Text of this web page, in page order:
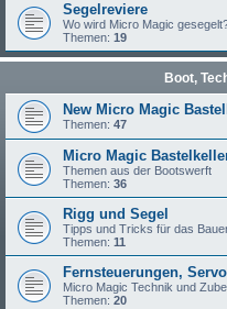
Segelreviere
Wo wird Micro Magic
Themen: 19
Boot,
New Micro Magic
Themen: 47
Micro Magic
Themen aus der Bootswerft
Themen: 36
Rigg und Segel
Tipps und Tricks für das
Themen: 11
Fernsteuerungen,
Micro Magic Technik und
Themen: 20